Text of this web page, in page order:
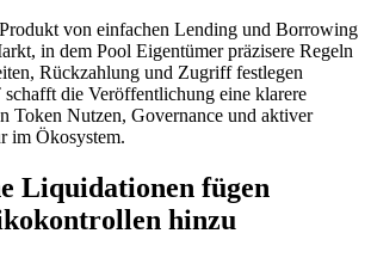
von einfachen Lending und Borrowing
in dem Pool Eigentümer präzisere Regeln
Rückzahlung und Zugriff festlegen
die Veröffentlichung eine klarere
Token Nutzen, Governance und aktiver
im Ökosystem.
Liquidationen fügen
hinzu